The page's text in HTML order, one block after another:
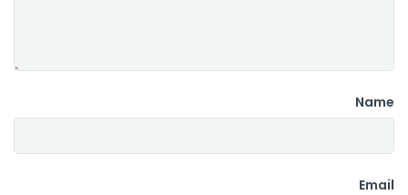
Name
Email